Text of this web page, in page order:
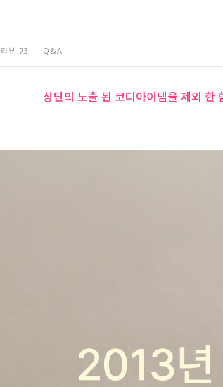
리뷰 73 Q&A
상단의 노출 된 코디아이템을 제외 한